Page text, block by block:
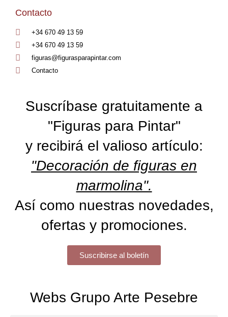
Contacto
+34 670 49 13 59
+34 670 49 13 59
figuras@figurasparapintar.com
Contacto
Suscríbase gratuitamente a
"Figuras para Pintar"
y recibirá el valioso artículo:
"Decoración de figuras en
marmolina".
Así como nuestras novedades,
ofertas y promociones.
Suscribirse al boletín
Webs Grupo Arte Pesebre